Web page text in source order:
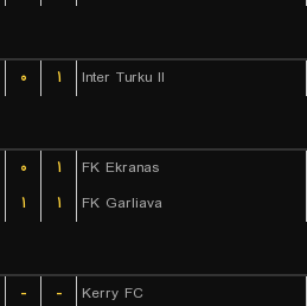
۰ ۱ Inter Turku II
۰ ۱
FK Ekranas
۱ ۱ FK Garliava
- -
Kerry FC